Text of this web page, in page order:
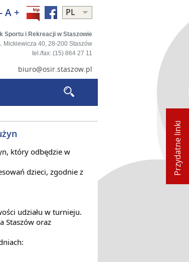
Przydatne linki
-A+ PL
EN
Sportu i Rekreacji w Staszowie
Mickiewicza 40, 28-200 Staszów
tel./fax: (15) 864 27 11
biuro@osir.staszow.pl
który odbędzie w
dzieci, zgodnie z
udziału w turnieju.
Staszów oraz